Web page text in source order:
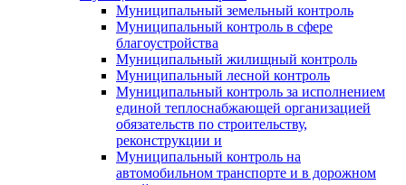
Муниципальный земельный контроль
Муниципальный контроль в сфере
благоустройства
Муниципальный жилищный контроль
Муниципальный лесной контроль
Муниципальный контроль за исполнением
единой теплоснабжающей организацией
обязательств по строительству,
реконструкции и
Муниципальный контроль на
автомобильном транспорте и в дорожном